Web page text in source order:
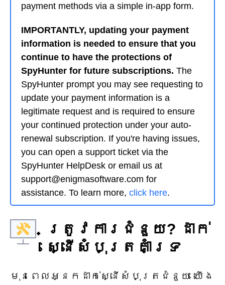
payment methods via a simple in-app form.
IMPORTANTLY, updating your payment
information is needed to ensure that you
continue to have the protections of
SpyHunter for future subscriptions. The
SpyHunter prompt you may see requesting to
update your payment information is a
legitimate request and is required to ensure
your continued protection under your auto-
renewal subscription. If you're having issues,
you can open a support ticket via the
SpyHunter HelpDesk or email us at
support@enigmasoftware.com for
assistance. To learn more, click here.
ត្រូវការ​ជំនួយ? ដាក់
ស្នើសំបុត្រគាំទ្រ
មុនពេលអ្នកដាក់ស្នើសំបុត្រជំនួយ យើង